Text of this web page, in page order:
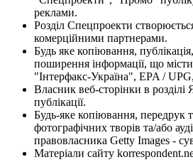
реклами.
Розділ Спецпроекти
комерційними партнерами.
Будь яке копіювання,
поширення інформації, що
"Інтерфакс-Україна", EPA /
Власник веб-сторінки в
публікації.
Будь-яке копіювання, передрук
фотографічних творів та/або
правовласника Getty Images -
Матеріали сайту